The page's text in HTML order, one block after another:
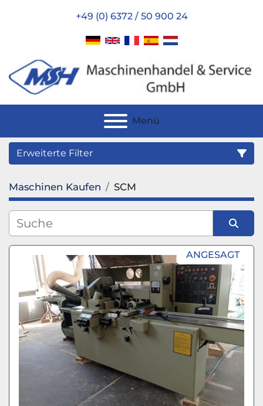
+49 (0) 6372 / 50 900 24
Menü
Erweiterte Filter
Kategorie
Hersteller
Modell
Zustand
Maschinen Kaufen SCM
Sortieren nach ANGESAGT